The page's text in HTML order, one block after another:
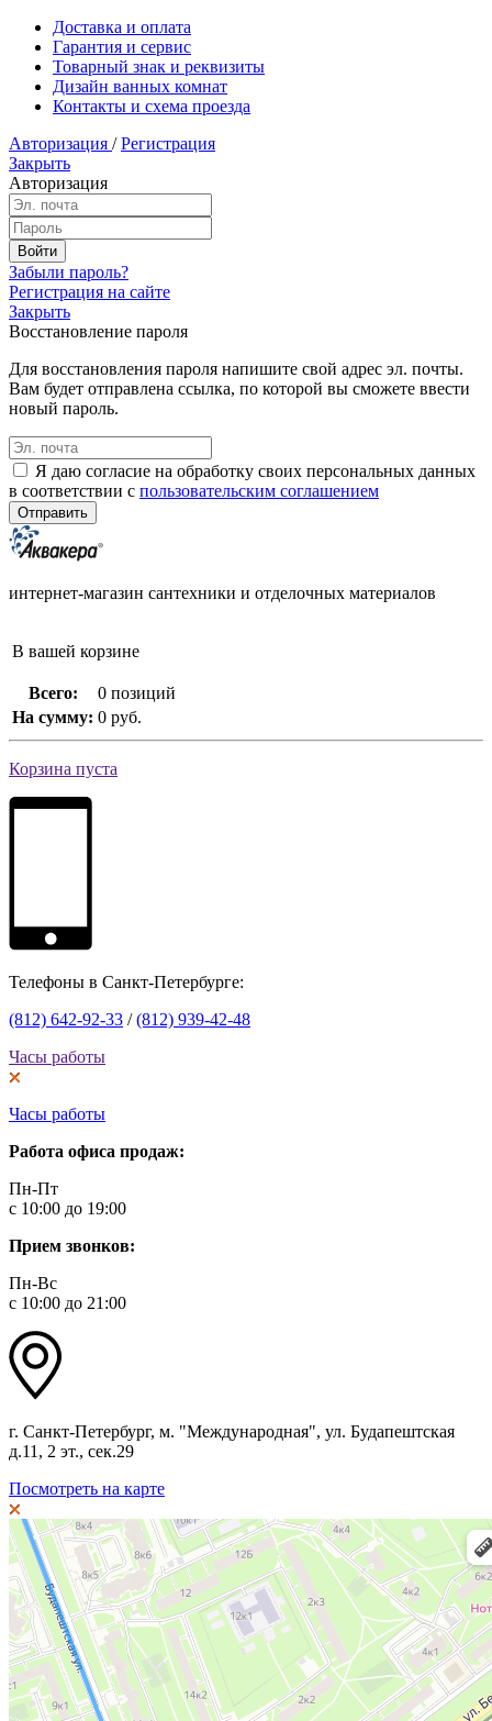
Доставка и оплата
Гарантия и сервис
Товарный знак и реквизиты
Дизайн ванных комнат
Контакты и схема проезда
Авторизация / Регистрация
Закрыть
Авторизация
Забыли пароль?
Регистрация на сайте
Закрыть
Восстановление пароля
Для восстановления пароля напишите свой адрес эл. почты.
Вам будет отправлена ссылка, по которой вы сможете ввести
новый пароль.
Я даю согласие на обработку своих персональных данных
в соответствии с пользовательским соглашением
интернет-магазин сантехники и отделочных материалов
В вашей корзине
Всего:
0 позиций
На сумму: 0 руб.
Корзина пуста
Телефоны в Санкт-Петербурге:
(812) 642-92-33 /(812) 939-42-48
Часы работы
Часы работы
Работа офиса продаж:
Пн-Пт
с 10:00 до 19:00
Прием звонков:
Пн-Вс
с 10:00 до 21:00
г. Санкт-Петербург, м. "Международная", ул. Будапештская
д.11, 2 эт., сек.29
Посмотреть на карте